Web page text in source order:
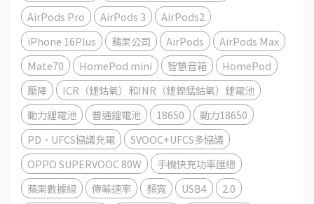
AirPods Pro
AirPods 3
AirPods2
iPhone 16Plus
蘋果公司 AirPods
AirPods Max
Mate70
HomePod mini 智慧音箱
HomePod
壓降
ICR（鋰鈷氧）和INR（鋰鎳錳鈷氧）鋰電池
動力鋰電池
普通鋰電池 18650
動力18650
PD、UFCS協議充電
SVOOC+UFCS多協議
OPPO SUPERVOOC 80W
手機快充功率匯總
蘋果數據線
傳輸速率 頻寬 USB4
2.0